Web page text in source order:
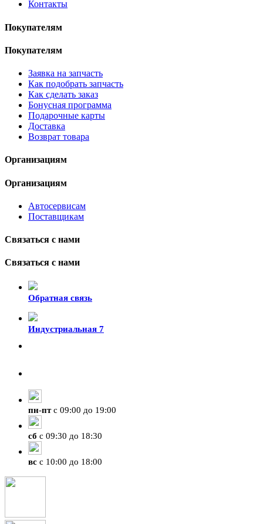
Контакты
Покупателям
Покупателям
Заявка на запчасть
Как подобрать запчасть
Как сделать заказ
Бонусная программа
Подарочные карты
Доставка
Возврат товара
Организациям
Организациям
Автосервисам
Поставщикам
Связаться с нами
Связаться с нами
Обратная связь
Индустриальная 7
пн-птс 09:00 до 19:00
сб с 09:30 до 18:30
вс с 10:00 до 18:00